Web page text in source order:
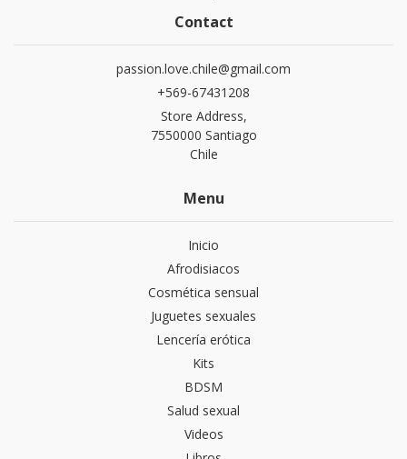
Contact
passion.love.chile@gmail.com
+569-67431208
Store Address,
7550000 Santiago
Chile
Menu
Inicio
Afrodisiacos
Cosmética sensual
Juguetes sexuales
Lencería erótica
Kits
BDSM
Salud sexual
Videos